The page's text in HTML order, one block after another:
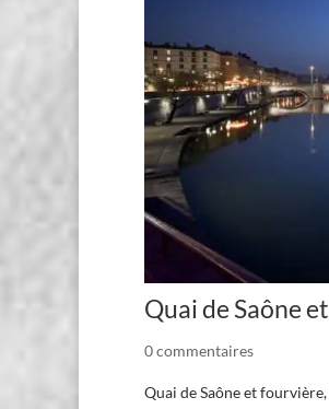
Quai de Saône
0 commentaires
Quai de Saône et fourvière,